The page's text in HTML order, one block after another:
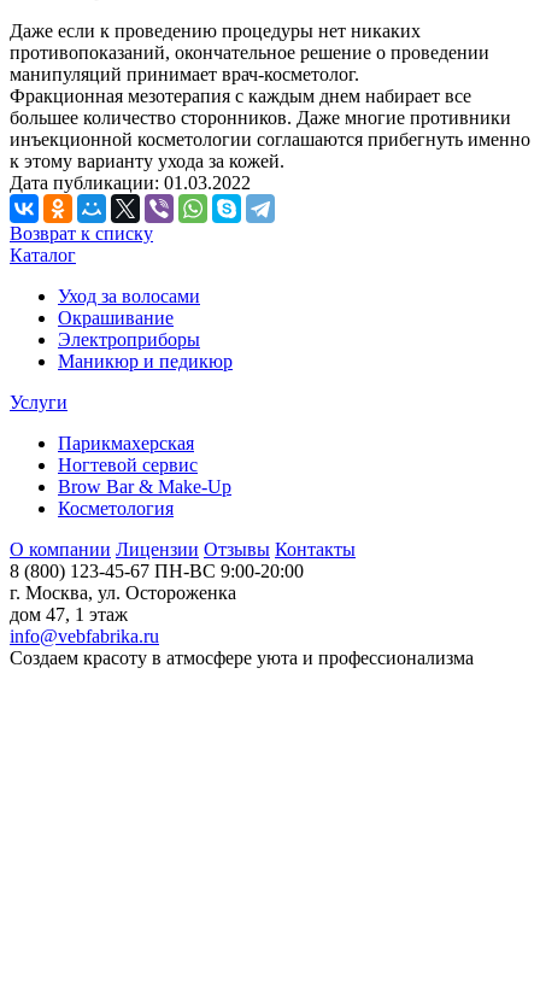
Даже если к проведению процедуры нет никаких
противопоказаний, окончательное решение о проведении
манипуляций принимает врач-косметолог.
Фракционная мезотерапия с каждым днем набирает все
большее количество сторонников. Даже многие противники
инъекционной косметологии соглашаются прибегнуть именно
к этому варианту ухода за кожей.
Дата публикации: 01.03.2022
Возврат к списку
Каталог
Уход за волосами
Окрашивание
Электроприборы
Маникюр и педикюр
Услуги
Парикмахерская
Ногтевой сервис
Brow Bar & Make-Up
Косметология
О компании Лицензии Отзывы Контакты
8 (800) 123-45-67 ПН-ВС 9:00-20:00
г. Москва, ул. Остороженка
дом 47, 1 этаж
info@vebfabrika.ru
Создаем красоту в атмосфере уюта и профессионализма